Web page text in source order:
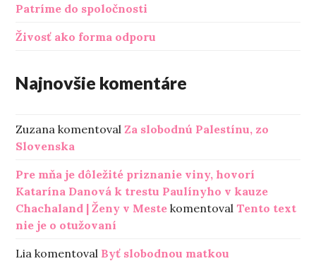
Patríme do spoločnosti
Živosť ako forma odporu
Najnovšie komentáre
Zuzana komentoval Za slobodnú Palestínu, zo
Slovenska
Pre mňa je dôležité priznanie viny, hovorí
Katarína Danová k trestu Paulínyho v kauze
Chachaland | Ženy v Meste komentoval Tento text
nie je o otužovaní
Lia komentoval Byť slobodnou matkou